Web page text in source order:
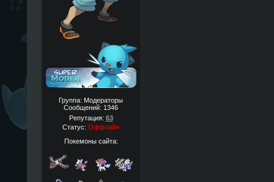
Группа: Модераторы
Сообщений: 1346
Репутация: 63
Статус: Оффлайн
Покемоны сайта: